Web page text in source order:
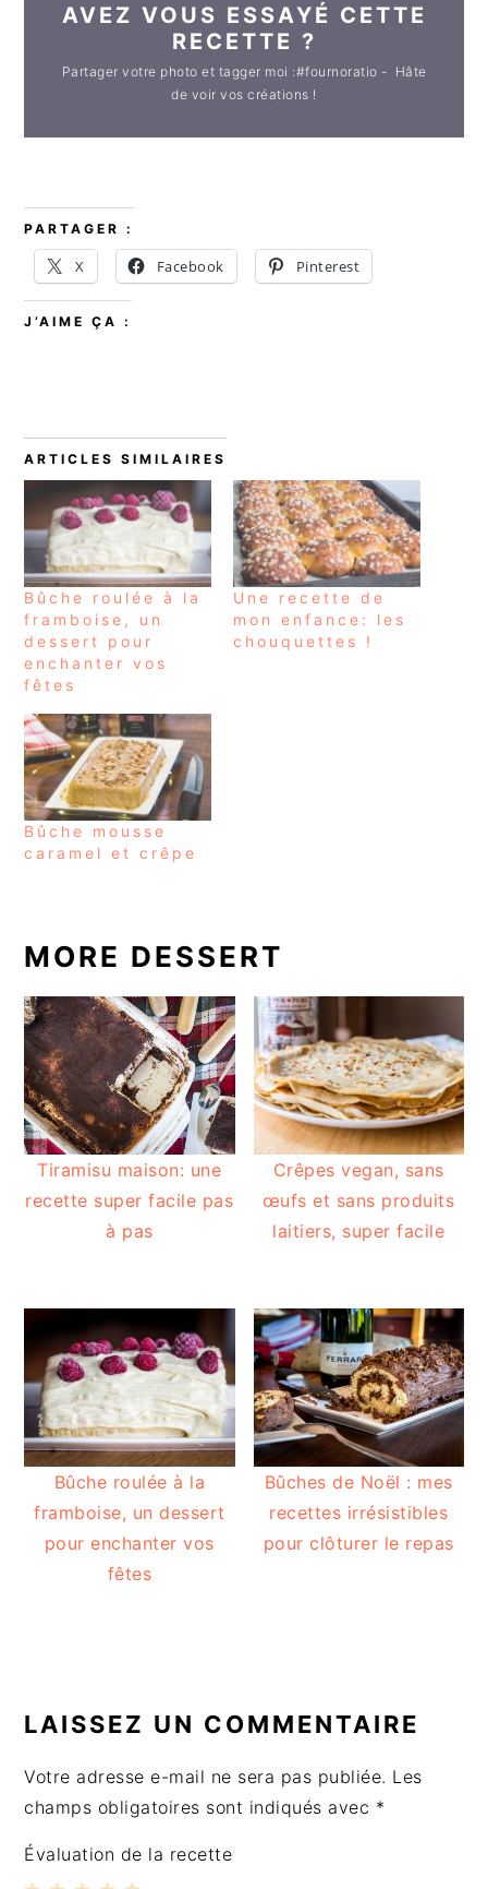
AVEZ VOUS ESSAYÉ CETTE
RECETTE ?
Partager votre photo et tagger moi :#fournoratio - Hâte
de voir vos créations !
PARTAGER :
X Facebook Pinterest
J’AIME ÇA :
ARTICLES SIMILAIRES
Bûche roulée à la
framboise, un
dessert pour
enchanter vos
fêtes
Une recette de
mon enfance: les
chouquettes !
Bûche mousse
caramel et crêpe
MORE DESSERT
Tiramisu maison: une
recette super facile pas
à pas
Crêpes vegan, sans
œufs et sans produits
laitiers, super facile
Bûche roulée à la
framboise, un dessert
pour enchanter vos
fêtes
Bûches de Noël : mes
recettes irrésistibles
pour clôturer le repas
DU
LECTEUR
LAISSEZ UN COMMENTAIRE
Votre adresse e-mail ne sera pas publiée. Les
champs obligatoires sont indiqués avec *
Évaluation de la recette